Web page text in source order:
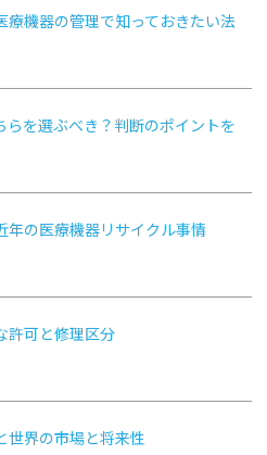
療機器の管理で知っておきたい法
らを選ぶべき？判断のポイントを
年の医療機器リサイクル事情
許可と修理区分
世界の市場と将来性